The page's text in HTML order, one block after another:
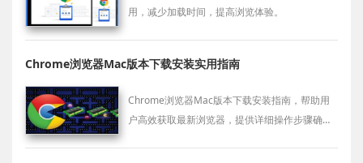
用，减少加载时间，提高浏览体验。
Chrome浏览器Mac版本下载安装实用指南
Chrome浏览器Mac版本下载安装指南，帮助用
户高效获取最新浏览器，提供详细操作步骤确保